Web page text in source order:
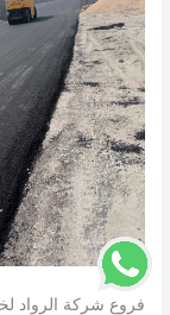
فروع شركة الرواد